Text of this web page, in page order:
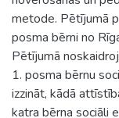
metode. Pētījumā
posma bērni no
Pētījumā
1. posma bērnu
izzināt, kādā
katra bērna sociāli